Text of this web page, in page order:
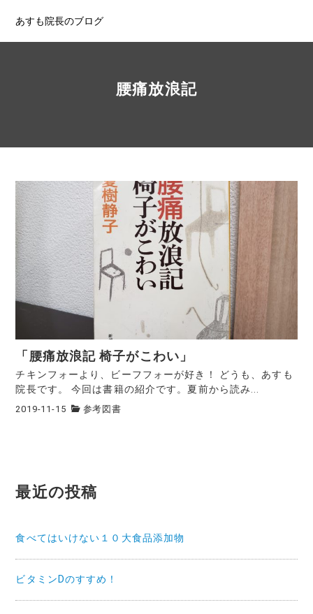
あすも院長のブログ
腰痛放浪記
「腰痛放浪記 椅子がこわい」
チキンフォーより、ビーフフォーが好き！ どうも、あすも
院長です。 今回は書籍の紹介です。夏前から読み...
2019-11-15 参考図書
最近の投稿
食べてはいけない１０大食品添加物
ビタミンDのすすめ！